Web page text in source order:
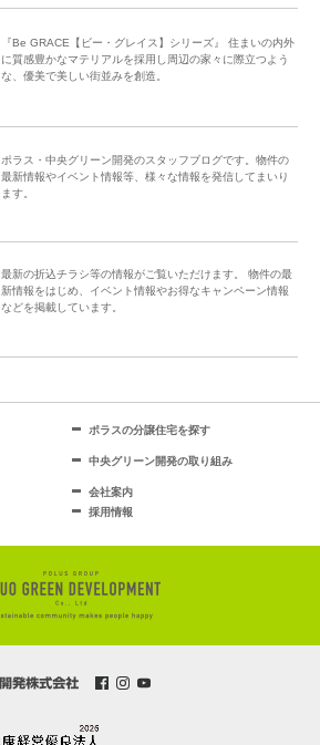
『Be GRACE【ビー・グレイス】シリーズ』 住まいの内外
に質感豊かなマテリアルを採用し周辺の家々に際立つよう
な、優美で美しい街並みを創造。
ポラス・中央グリーン開発のスタッフブログです。物件の
最新情報やイベント情報等、様々な情報を発信してまいり
ます。
最新の折込チラシ等の情報がご覧いただけます。 物件の最
新情報をはじめ、イベント情報やお得なキャンペーン情報
などを掲載しています。
ポラスの分譲住宅を探す
中央グリーン開発の取り組み
会社案内
採用情報